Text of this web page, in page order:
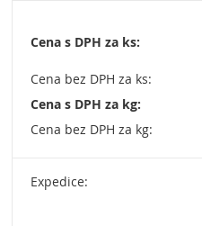
Cena s DPH za ks:
Cena bez DPH za ks:
Cena s DPH za kg:
Cena bez DPH za kg:
Expedice: